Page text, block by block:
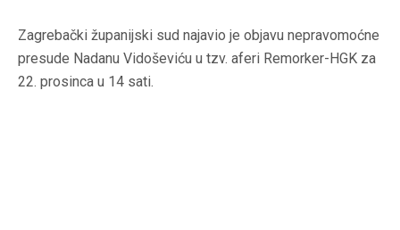
Zagrebački županijski sud najavio je objavu nepravomoćne
presude Nadanu Vidoševiću u tzv. aferi Remorker-HGK za
22. prosinca u 14 sati.